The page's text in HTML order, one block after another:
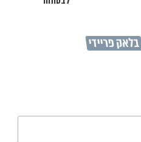
בלאק פריידי